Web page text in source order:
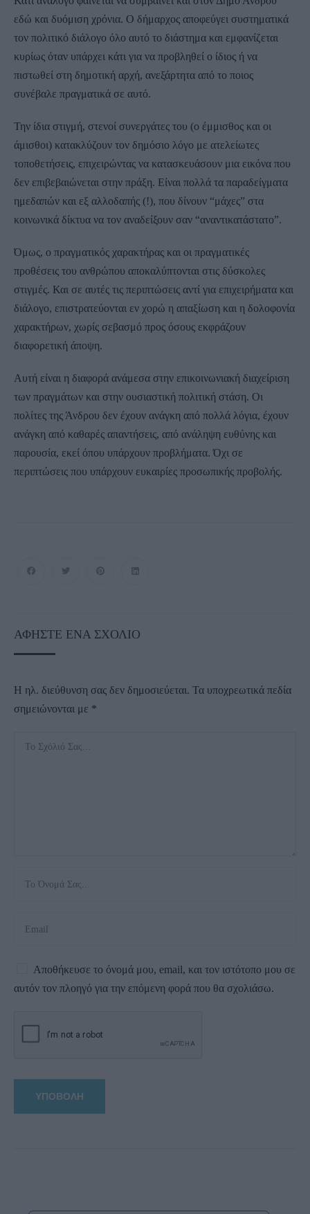
εδώ και δυόμιση χρόνια. Ο δήμαρχος αποφεύγει συστηματικά
τον πολιτικό διάλογο όλο αυτό το διάστημα και εμφανίζεται
κυρίως όταν υπάρχει κάτι για να προβληθεί ο ίδιος ή να
πιστωθεί στη δημοτική αρχή, ανεξάρτητα από το ποιος
συνέβαλε πραγματικά σε αυτό.
Την ίδια στιγμή, στενοί συνεργάτες του (ο έμμισθος και οι
άμισθοι) κατακλύζουν τον δημόσιο λόγο με ατελείωτες
τοποθετήσεις, επιχειρώντας να κατασκευάσουν μια εικόνα που
δεν επιβεβαιώνεται στην πράξη. Είναι πολλά τα παραδείγματα
ημεδαπών και εξ αλλοδαπής (!), που δίνουν “μάχες” στα
κοινωνικά δίκτυα να τον αναδείξουν σαν “αναντικατάστατο”.
Όμως, ο πραγματικός χαρακτήρας και οι πραγματικές
προθέσεις του ανθρώπου αποκαλύπτονται στις δύσκολες
στιγμές. Και σε αυτές τις περιπτώσεις αντί για επιχειρήματα και
διάλογο, επιστρατεύονται εν χορώ η απαξίωση και η δολοφονία
χαρακτήρων, χωρίς σεβασμό προς όσους εκφράζουν
διαφορετική άποψη.
Αυτή είναι η διαφορά ανάμεσα στην επικοινωνιακή διαχείριση
των πραγμάτων και στην ουσιαστική πολιτική στάση. Οι
πολίτες της Άνδρου δεν έχουν ανάγκη από πολλά λόγια, έχουν
ανάγκη από καθαρές απαντήσεις, από ανάληψη ευθύνης και
παρουσία, εκεί όπου υπάρχουν προβλήματα. Όχι σε
περιπτώσεις που υπάρχουν ευκαιρίες προσωπικής προβολής.
ΑΦΉΣΤΕ ΈΝΑ ΣΧΌΛΙΟ
Η ηλ. διεύθυνση σας δεν δημοσιεύεται. Τα υποχρεωτικά πεδία
σημειώνονται με *
Αποθήκευσε το όνομά μου, email, και τον ιστότοπο μου σε
αυτόν τον πλοηγό για την επόμενη φορά που θα σχολιάσω.